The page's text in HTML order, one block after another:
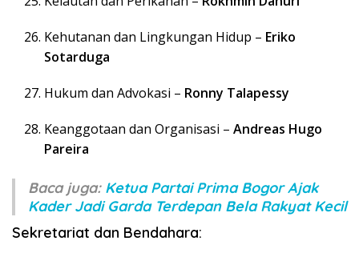
Kehutanan dan Lingkungan Hidup – Eriko
Sotarduga
Hukum dan Advokasi – Ronny Talapessy
Keanggotaan dan Organisasi – Andreas Hugo
Pareira
Baca juga: Ketua Partai Prima Bogor Ajak
Kader Jadi Garda Terdepan Bela Rakyat Kecil
Sekretariat dan Bendahara: